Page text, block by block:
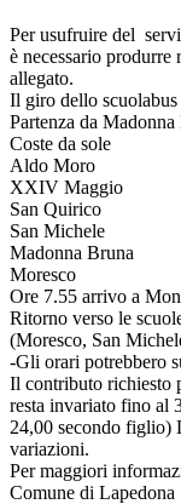
Per usufruire del
è necessario
allegato.
Il giro dello scuolabus
Partenza da
Coste da sole
Aldo Moro
XXIV Maggio
San Quirico
San Michele
Madonna Bruna
Moresco
Ore 7.55 arrivo a
Ritorno verso le
(Moresco, San
-Gli orari potrebbero
Il contributo richiesto
resta invariato fino al
24,00 secondo figlio)
variazioni.
Per maggiori
Comune di Lapedona